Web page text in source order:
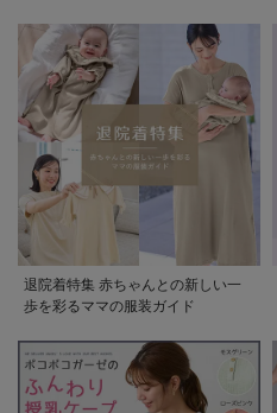
退院着特集 赤ちゃんとの新しい一
歩を彩るママの服装ガイド